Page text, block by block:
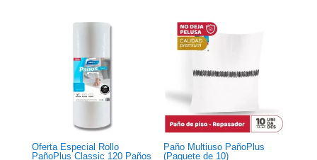
Oferta Especial Rollo
PañoPlus Classic 120 Paños
Paño Multiuso PañoPlus
(Paquete de 10)